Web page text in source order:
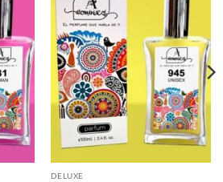
DELUXE